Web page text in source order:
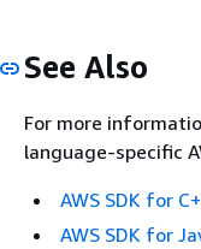
See Also
For more
language-specific
AWS SDK for
AWS SDK for